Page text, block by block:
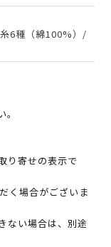
6種（綿100%）/
り寄せの表示で
く場合がございま
ない場合は、別途